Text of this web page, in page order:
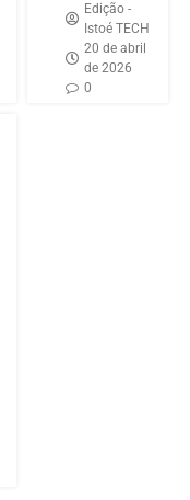
Edição -
Istoé TECH
20 de abril
de 2026
0